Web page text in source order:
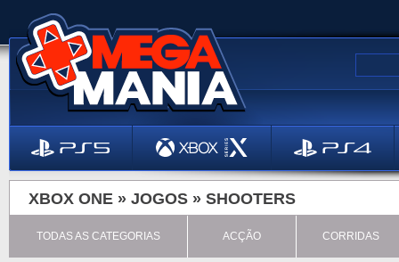
XBOX ONE » JOGOS » SHOOTERS
TODAS AS CATEGORIAS ACÇÃO CORRIDAS